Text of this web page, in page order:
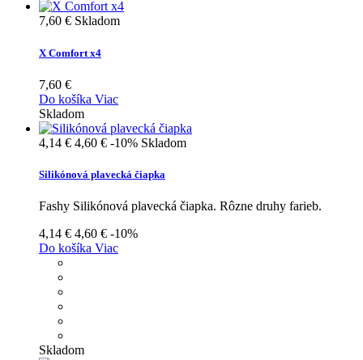
7,60 € Skladom
X Comfort x4
7,60 €
Do košíka Viac
Skladom
4,14 € 4,60 € -10% Skladom
Silikónová plavecká čiapka
Fashy Silikónová plavecká čiapka. Rôzne druhy farieb.
4,14 € 4,60 € -10%
Do košíka Viac
Skladom